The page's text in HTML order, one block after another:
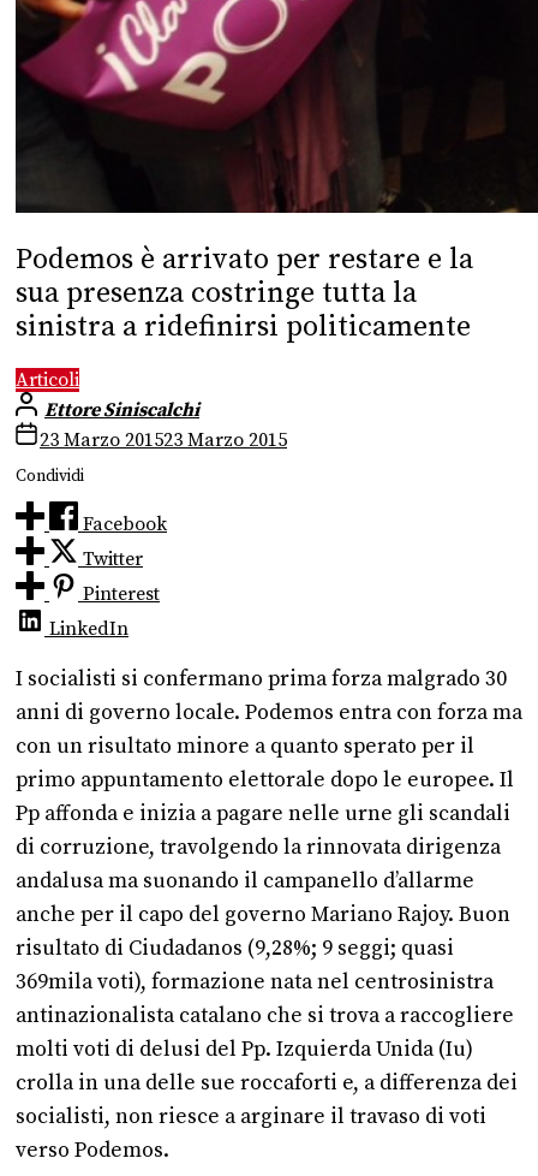
Podemos è arrivato per restare e la
sua presenza costringe tutta la
sinistra a ridefinirsi politicamente
Articoli
Ettore Siniscalchi
23 Marzo 201523 Marzo 2015
Condividi
Facebook
Twitter
Pinterest
LinkedIn
I socialisti si confermano prima forza malgrado 30
anni di governo locale. Podemos entra con forza ma
con un risultato minore a quanto sperato per il
primo appuntamento elettorale dopo le europee. Il
Pp affonda e inizia a pagare nelle urne gli scandali
di corruzione, travolgendo la rinnovata dirigenza
andalusa ma suonando il campanello d’allarme
anche per il capo del governo Mariano Rajoy. Buon
risultato di Ciudadanos (9,28%; 9 seggi; quasi
369mila voti), formazione nata nel centrosinistra
antinazionalista catalano che si trova a raccogliere
molti voti di delusi del Pp. Izquierda Unida (Iu)
crolla in una delle sue roccaforti e, a differenza dei
socialisti, non riesce a arginare il travaso di voti
verso Podemos.